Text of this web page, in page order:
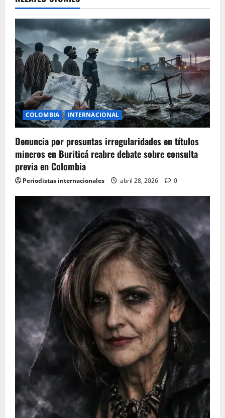
i
g
a
t
i
o
n
COLOMBIA INTERNACIONAL
Denuncia por presuntas irregularidades en títulos
mineros en Buriticá reabre debate sobre consulta
previa en Colombia
Periodistas internacionales abril 28, 2026 0